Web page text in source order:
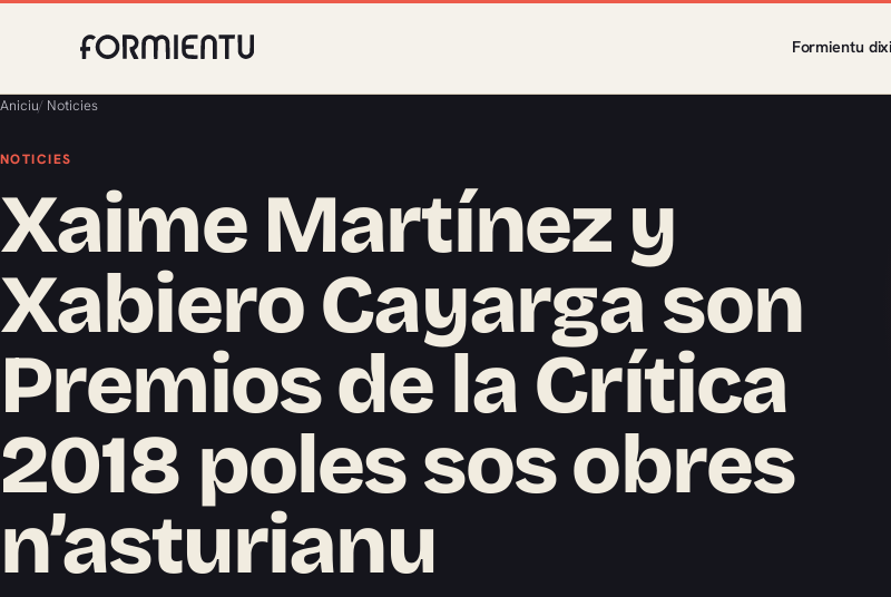
Formientu
Aniciu/ Noticies
NOTICIES
Xaime Martínez y
Xabiero Cayarga son
Premios de la Crítica
2018 poles sos obres
n’asturianu